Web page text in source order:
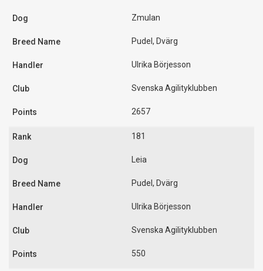
Zmulan
Pudel, Dvärg
Ulrika Börjesson
Svenska Agilityklubben
2657
181
Leia
Pudel, Dvärg
Ulrika Börjesson
Svenska Agilityklubben
550